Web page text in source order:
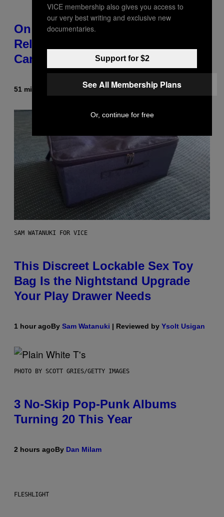
On This Day 13 Years Ago, Drake
Released the Best Song of His
Career
51 minutes ago Caleb Catlin
SAM WATANUKI FOR VICE
This Discreet Lockable Sex Toy
Bag Is the Nightstand Upgrade
Your Play Drawer Needs
1 hour agoBy Sam Watanuki | Reviewed by Ysolt Usigan
PHOTO BY SCOTT GRIES/GETTY IMAGES
3 No-Skip Pop-Punk Albums
Turning 20 This Year
2 hours agoBy Dan Milam
FLESHLIGHT
VICE membership also gives you access to
our very best writing and exclusive new
documentaries.
Support for $2
See All Membership Plans
Or, continue for free